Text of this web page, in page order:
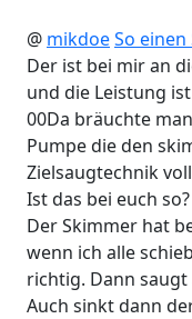
@ mikdoeSo
Der ist bei mir an
und die Leistung
00Da bräuchte
Pumpe die den
Zielsaugtechnik
Ist das bei euch so?
Der Skimmer hat
wenn ich alle
richtig. Dann
Auch sinkt dann